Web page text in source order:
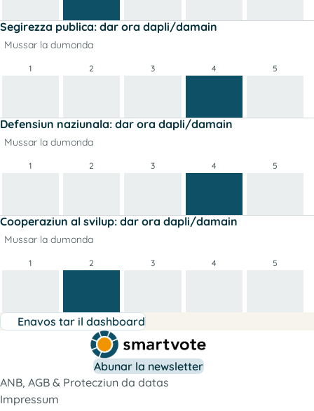
Segirezza publica: dar ora dapli/damain
Mussar la dumonda
1 2 3 4 5
Defensiun naziunala: dar ora dapli/damain
Mussar la dumonda
1 2 3 4 5
Cooperaziun al svilup: dar ora dapli/damain
Mussar la dumonda
1 2 3 4 5
Enavos tar il dashboard
Abunar la newsletter
ANB, AGB & Protecziun da datas
Impressum